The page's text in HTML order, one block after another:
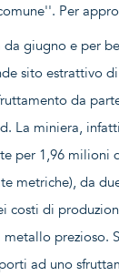
Per
da giugno e per
sito estrattivo
da
La miniera,
per 1,96 milioni
metriche), da
costi di
prezioso.
ad uno